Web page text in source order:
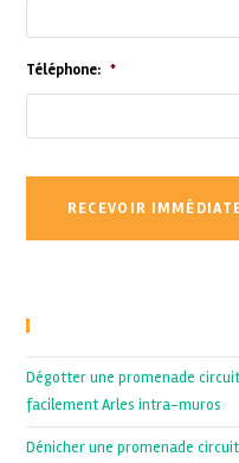
Téléphone: *
Dégotter une promenade
facilement Arles intra-muros
Dénicher une promenade